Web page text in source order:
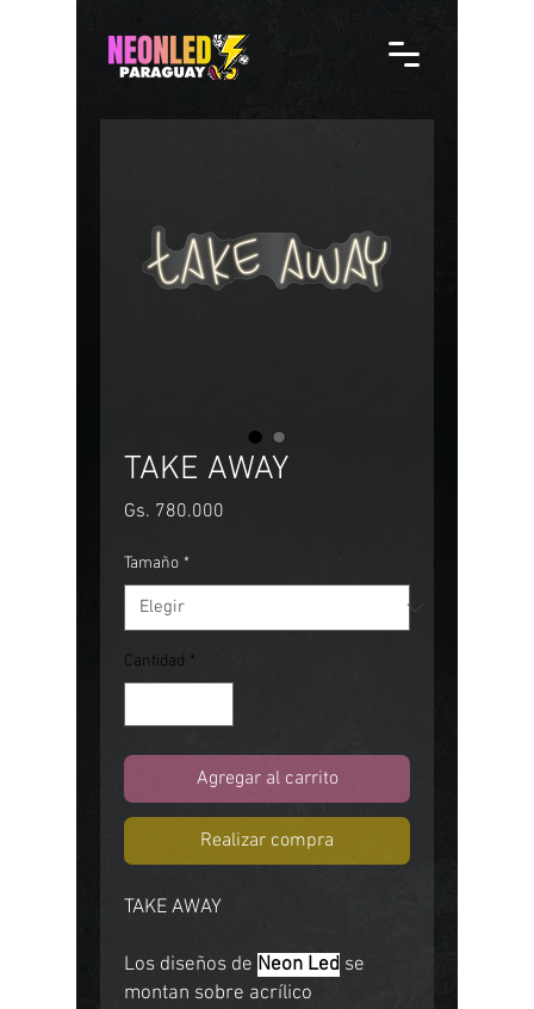
TAKE AWAY
Gs. 780.000
Tamaño *
Cantidad *
Agregar al carrito
Realizar compra
TAKE AWAY
Los diseños de Neon Led se
montan sobre acrílico